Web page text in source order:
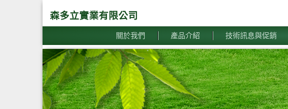
森多立實業有限公司
關於我們 產品介紹 技術訊息與促銷